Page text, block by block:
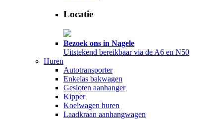
Locatie
Bezoek ons in Nagele
Uitstekend bereikbaar via de A6 en N50
Huren
Autotransporter
Enkelas bakwagen
Gesloten aanhanger
Kipper
Koelwagen huren
Laadkraan aanhangwagen